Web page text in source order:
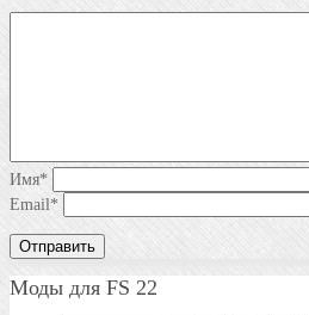
Имя*
Email*
Моды для FS 22